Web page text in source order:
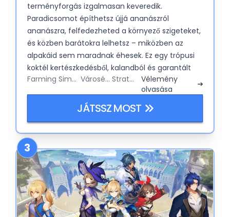
terményforgás izgalmasan keveredik.
Paradicsomot építhetsz újjá ananászról
ananászra, felfedezheted a környező szigeteket,
és közben barátokra lelhetsz – miközben az
alpakáid sem maradnak éhesek. Ez egy trópusi
koktél kertészkedésből, kalandból és garantált
jókedvből.
Farming Simulator Városépítő Strategy
Vélemény
olvasása
JÁTSSZ MOST
3